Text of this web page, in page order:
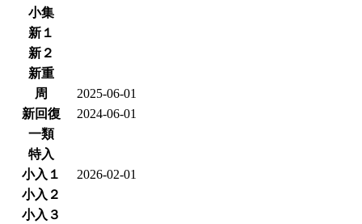
小集
新１
新２
新重
周
2025-06-01
新回復
2024-06-01
一類
特入
小入１
2026-02-01
小入２
小入３